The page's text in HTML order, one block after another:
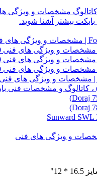
بابکت بیشتر آشنا شوید.
و ویژگی های فنی